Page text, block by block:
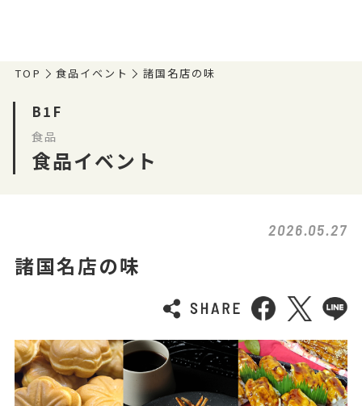
TOP 食品イベント 諸国名店の味
B1F
食品
食品イベント
2026.05.27
諸国名店の味